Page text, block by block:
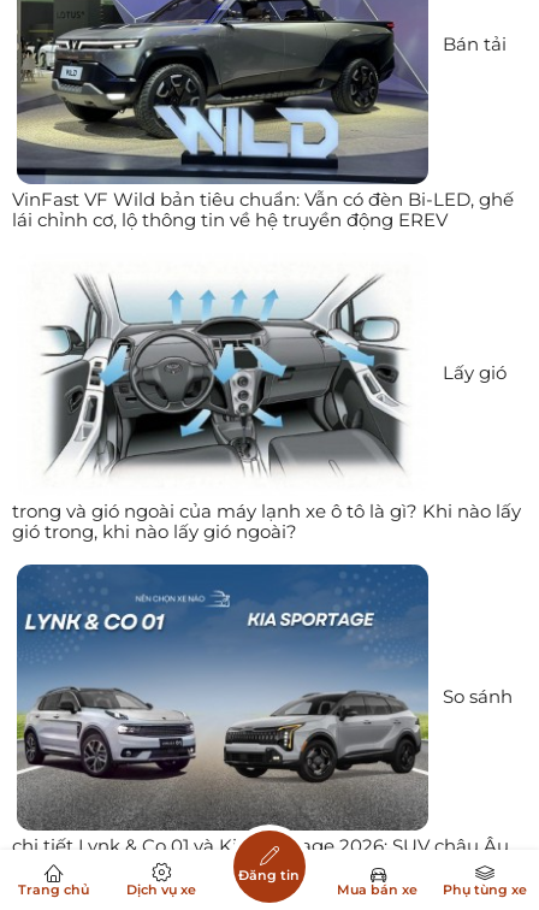
Bán tải
VinFast VF Wild bản tiêu chuẩn: Vẫn có đèn Bi-LED, ghế
lái chỉnh cơ, lộ thông tin về hệ truyền động EREV
Lấy gió
trong và gió ngoài của máy lạnh xe ô tô là gì? Khi nào lấy
gió trong, khi nào lấy gió ngoài?
So sánh
chi tiết Lynk & Co 01 và Kia Sportage 2026: SUV châu Âu
mạnh mẽ hay SUV Hàn Quốc toàn diện?
Trang chủ Dịch vụ xe
Đăng tin
Mua bán xe
Phụ tùng xe